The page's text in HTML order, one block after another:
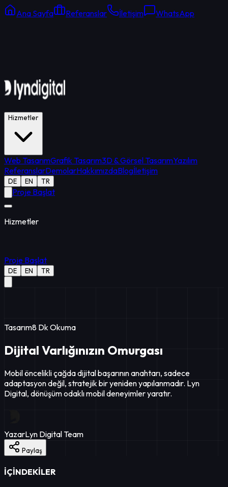
Ana Sayfa Referanslar İletişim WhatsApp
Hizmetler
Web TasarımGrafik Tasarım3D & Görsel TasarımYazılım
ReferanslarDemolarHakkımızdaBlogİletişim
DE EN TR
Proje Başlat
Hizmetler
Proje Başlat
DE EN TR
Tasarım8 Dk Okuma
Dijital Varlığınızın Omurgası
Mobil öncelikli çağda dijital başarının anahtarı, sadece
adaptasyon değil, stratejik bir yeniden yapılanmadır. Lyn
Digital, dönüşüm odaklı mobil deneyimler yaratır.
YazarLyn Digital Team
Paylaş
İÇİNDEKİLER